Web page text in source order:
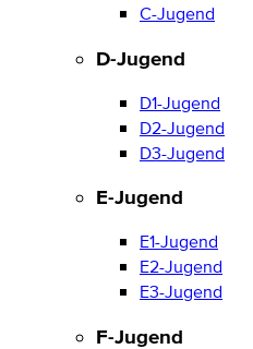
C-Jugend
D-Jugend
D1-Jugend
D2-Jugend
D3-Jugend
E-Jugend
E1-Jugend
E2-Jugend
E3-Jugend
F-Jugend